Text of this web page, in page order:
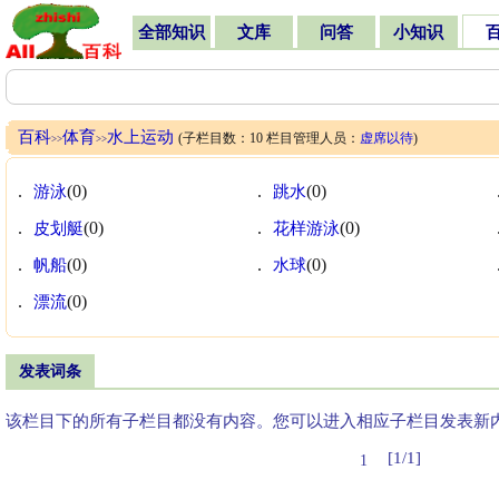
全部知识 文库 问答 小知识
百科>>体育>>水上运动 (子栏目数：10 栏目管理人员： 虚席以待)
. 游泳(0) . 跳水(0)
.
皮划艇(0) . 花样游泳(0)
. 帆船(0) . 水球(0)
. 漂流(0)
发表词条
该栏目下的所有子栏目都没有内容。您可以进入相应子栏目发表新
1 [1/1]